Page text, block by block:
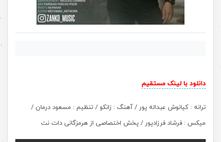
دانلود با لینک مستقیم
ترانه : کیانوش عبداله پور / آهنگ : زانکو / تنظیم : مسعود درمان /
میکس : فرشاد فرزادپور / پخش اختصاصی از هرمزگانی دات نت